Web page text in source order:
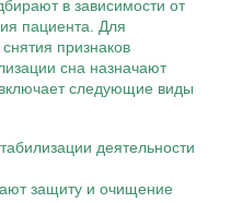
в зависимости от
пациента. Для
признаков
сна назначают
следующие виды
деятельности
защиту и очищение